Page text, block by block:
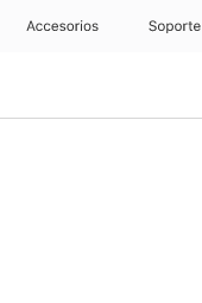
Accesorios Soporte